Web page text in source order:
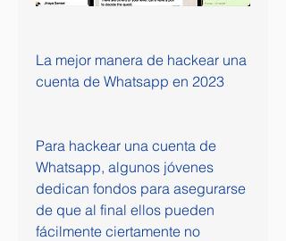
La mejor manera de hackear una
cuenta de Whatsapp en 2023
Para hackear una cuenta de
Whatsapp, algunos jóvenes
dedican fondos para asegurarse
de que al final ellos pueden
fácilmente ciertamente no